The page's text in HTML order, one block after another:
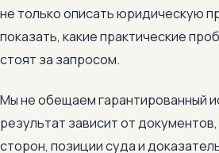
не только описать юридическую
показать, какие практические
стоят за запросом.
Мы не обещаем гарантированный
результат зависит от
сторон, позиции суда и